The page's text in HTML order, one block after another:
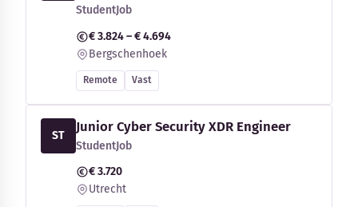
StudentJob
€ 3.824 – € 4.694
Bergschenhoek
Remote Vast
ST
Junior Cyber Security XDR Engineer
StudentJob
€ 3.720
Utrecht